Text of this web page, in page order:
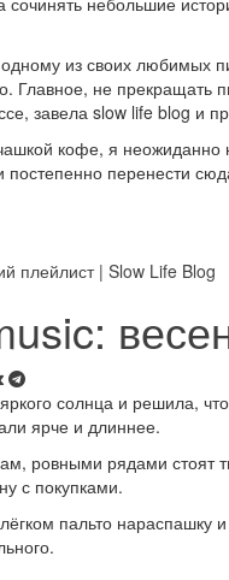
из своих любимых
Главное, не прекращать
завела slow life blog и
кофе, я неожиданно
постепенно перенести
солнца и решила,
ярче и длиннее.
ровными рядами
с покупками.
пальто нараспашку